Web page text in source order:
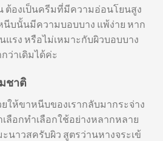
ต้องเป็นครีมที่มีความอ่อนโยนสูง
นีบนั้นมีความบอบบาง แพ้ง่าย หาก
แรง หรือไม่เหมาะกับผิวบอบบาง
ว่าเดิมได้ค่ะ
ชาติ
ให้ขาหนีบของเรากลับมากระจ่าง
ลือกทำเลือกใช้อย่างหลากหลาย
นาวสครับผิว สูตรว่านหางจระเข้